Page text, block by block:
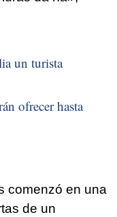
un turista
ofrecer hasta
comenzó en una
de un